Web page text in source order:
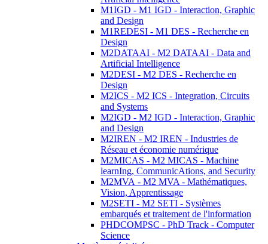
M1IGD - M1 IGD - Interaction, Graphic
and Design
M1REDESI - M1 DES - Recherche en
Design
M2DATAAI - M2 DATAAI - Data and
Artificial Intelligence
M2DESI - M2 DES - Recherche en
Design
M2ICS - M2 ICS - Integration, Circuits
and Systems
M2IGD - M2 IGD - Interaction, Graphic
and Design
M2IREN - M2 IREN - Industries de
Réseau et économie numérique
M2MICAS - M2 MICAS - Machine
learnIng, CommunicAtions, and Security
M2MVA - M2 MVA - Mathématiques,
Vision, Apprentissage
M2SETI - M2 SETI - Systèmes
embarqués et traitement de l'information
PHDCOMPSC - PhD Track - Computer
Science